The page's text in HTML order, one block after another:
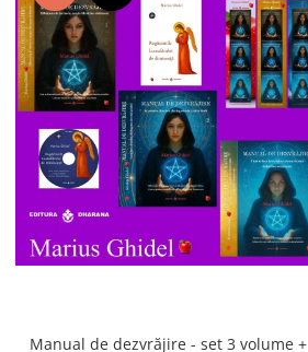
Manual de dezvrăjire - set 3 volume +